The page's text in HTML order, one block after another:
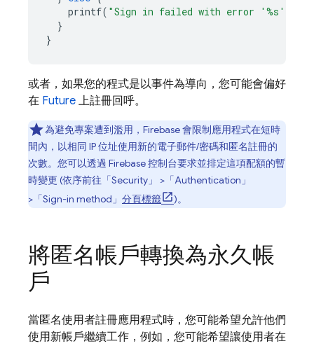
printf( "Sign in failed with error '%s'
}
}
或者，如果您的程式是以事件為導向，您可能會偏好
在 Future 上註冊回呼。
為避免專案遭到濫用，Firebase 會限制應用程式在短時
間內，以相同 IP 位址使用新的電子郵件/密碼和匿名註冊的
次數。您可以透過 Firebase控制台要求並排定這項配額的暫
時變更 (依序前往「Security」
>「Authentication」
>「Sign-in method」 分頁標籤 )。
將匿名帳戶轉換為永久帳
戶
當匿名使用者註冊應用程式時，您可能希望允許他們
使用新帳戶繼續工作，例如，您可能希望讓使用者在